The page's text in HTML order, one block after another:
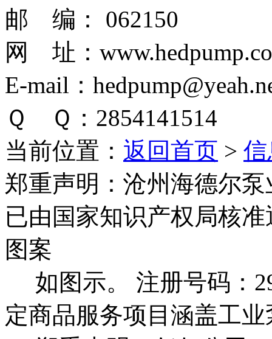
邮 编： 062150
网 址：
E-mail：
Ｑ Ｑ：2854141514
当前位置： 返回首页 >
郑重声明： 沧州海德尔
已由国家知识产权局核
图案
如图示。 注册号码：
定商品服务项目涵盖工